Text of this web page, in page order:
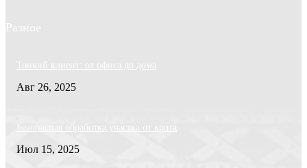
Разное
Тонкий клиент: от офиса до дома
Авг 26, 2025
Безопасная обработка участка от крота
Июл 15, 2025